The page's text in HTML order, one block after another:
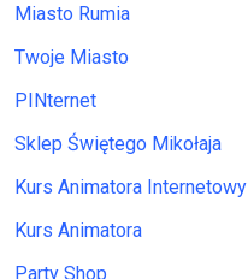
Miasto Rumia
Twoje Miasto
PINternet
Sklep Świętego Mikołaja
Kurs Animatora Internetowy
Kurs Animatora
Party Shop